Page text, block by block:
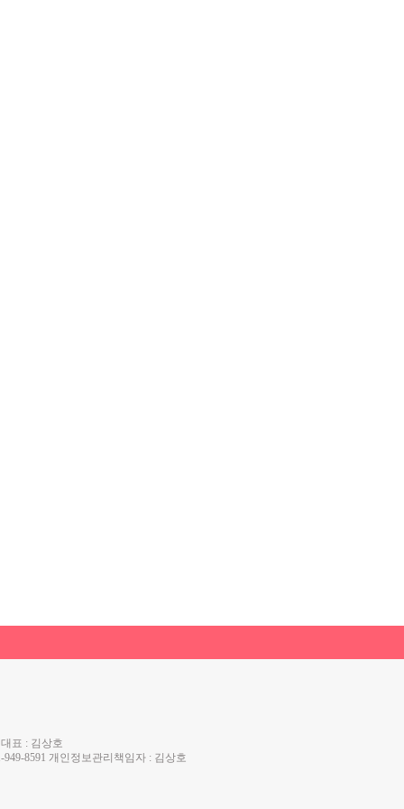
표 : 김상호
8591 개인정보관리책임자 : 김상호